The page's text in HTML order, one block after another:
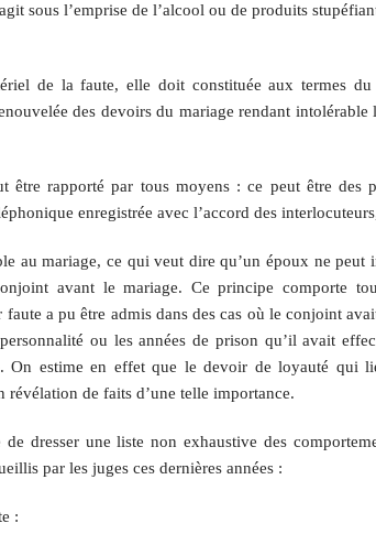
sous l’emprise de l’alcool ou de produits
de la faute, elle doit constituée aux termes
des devoirs du mariage rendant intolérable
être rapporté par tous moyens : ce peut être des
enregistrée avec l’accord des
au mariage, ce qui veut dire qu’un époux ne peut
avant le mariage. Ce principe comporte
a pu être admis dans des cas où le conjoint
ou les années de prison qu’il avait
On estime en effet que le devoir de loyauté qui
révélation de faits d’une telle importance.
dresser une liste non exhaustive des
par les juges ces dernières années :
: